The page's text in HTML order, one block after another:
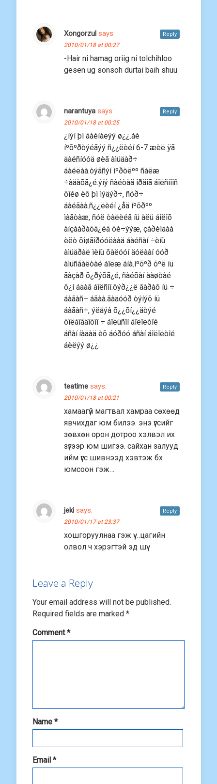
Xongorzul says:
2010/01/18 at 00:27
-Hair ni hamag oriig ni tolchihloo
gesen ug sonsoh durtai baih shuu
Reply
narantuya says:
2010/01/18 at 00:25
¿íýí þì áàéíàëýý ø¿¿.áè
íºõºðòýéãýý ñ¿¿ëèéí 6-7 æèë ÿã
äàéñíóóä øèã àìüäàð÷
áàéëàà.òýãñýí ìºðòëºº ñàëæ
÷àäàõã¿é.ýíý ñàéòàä îðäîã áîëñíîîñ
õîéø èõ þì ìýäýð÷, ñóð÷
áàéãàà.ñ¿¿ëèéí ¿åä íºõðºº
ìàãòàæ, ñóë òàëèéã íü àëü áîëîõ
àíçààðàõã¿éã õè÷ýýæ, çàðèìäàà
èëò õîøãîðóóëààä áàéñàí ÷èíü
àìüäðàë ìèíü õàëóóí äóëààí óóð
àìüñãàëòàé áîëæ áíà.íºõºð õºë íü
ãàçàð õ¿ðýõã¿é, ñàéõàí ààøòàé
õ¿í áäàã áîëñîí.õýð¿¿ë ãàðàõ íü ÷
áàãàñ÷ áãàà.ãàäóóð òýíýõ íü
áàãàñ÷, ýëäýâ õ¿¿õí¿¿äòýé
õîëáîãäîõîî ÷ áîëüñîí áîëîëòîé
áñàí.íàäàä èõ áóðóó áñàí áîëîëòîé
áèëýý ø¿¿.
Reply
teatime says:
2010/01/18 at 00:21
хамаагүй магтвал хамраа сөхөөд
явчихдаг юм билээ. энэ үгсийг
зөвхөн орон дотроо хэлвэл их
зүгээр юм шигээ. сайхан залууд
ийм үгс шивнээд хэвтэж бх
юмсоон гэж…
Reply
jeki says:
2010/01/17 at 23:37
хошгоруулнаа гэж үү …цагийн
олвол ч хэрэгтэй эд шүү
Reply
Leave a Reply
Your email address will not be published.
Required fields are marked *
Comment*
Name *
Email *